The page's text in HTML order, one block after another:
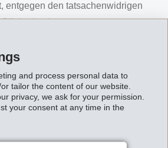
and process personal data to
tailor the content of our website.
privacy, we ask for your permission.
your consent at any time in the
entgegen den tatsachenwidrigen
in eigenen
zurzeit rund ein halbes Dutzend
das Factoring.
des Umsatzes und des
durch das Factoring nicht. Unter
fällt das EMS-Factoring